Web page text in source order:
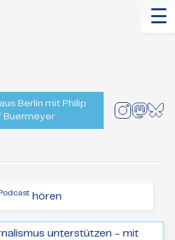
☰
Berlin mit Philip
Buermeyer
Podcasthören
unterstützen - mit